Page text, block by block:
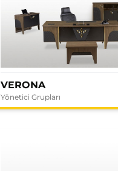
VERONA
Yönetici Grupları